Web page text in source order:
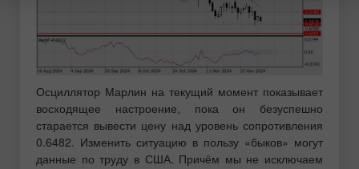
Осциллятор Марлин на текущий момент показывает
восходящее настроение, пока он безуспешно
старается вывести цену над уровень сопротивления
0.6482. Изменить ситуацию в пользу «быков» могут
данные по труду в США. Причём мы не исключаем